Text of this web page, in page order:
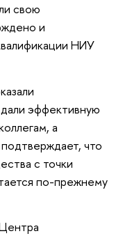
свою
и
НИУ
эффективную
а
что
с точки
по-прежнему